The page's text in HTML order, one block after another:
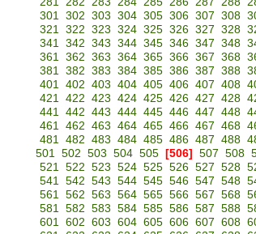
301 302 303 304 305 306 307 308
321 322 323 324 325 326 327 328
341 342 343 344 345 346 347 348
361 362 363 364 365 366 367 368
381 382 383 384 385 386 387 388
401 402 403 404 405 406 407 408
421 422 423 424 425 426 427 428
441 442 443 444 445 446 447 448
461 462 463 464 465 466 467 468
481 482 483 484 485 486 487 488
501 502 503 504 505 [506] 507 508
521 522 523 524 525 526 527 528
541 542 543 544 545 546 547 548
561 562 563 564 565 566 567 568
581 582 583 584 585 586 587 588
601 602 603 604 605 606 607 608